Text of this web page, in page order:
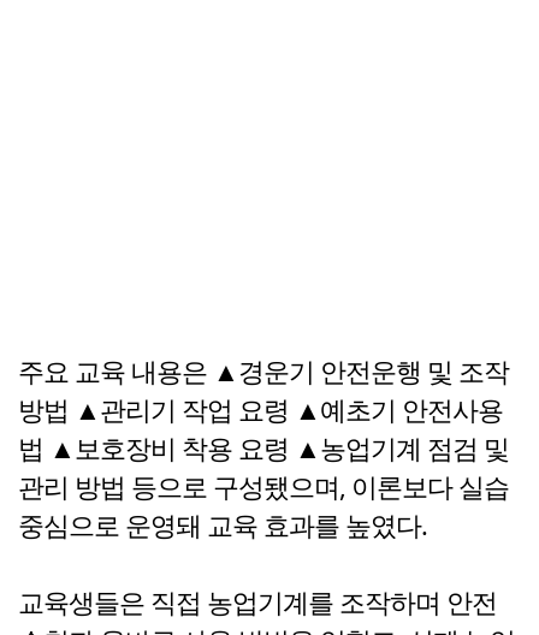
주요 교육 내용은 ▲경운기 안전운행 및 조작
방법 ▲관리기 작업 요령 ▲예초기 안전사용
법 ▲보호장비 착용 요령 ▲농업기계 점검 및
관리 방법 등으로 구성됐으며, 이론보다 실습
중심으로 운영돼 교육 효과를 높였다.
교육생들은 직접 농업기계를 조작하며 안전